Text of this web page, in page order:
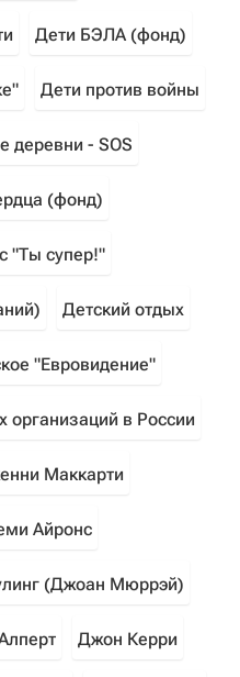
Дети БЭЛА (фонд)
Дети против войны
деревни - SOS
(фонд)
"Ты супер!"
Детский отдых
"Евровидение"
организаций в России
Маккарти
Айронс
(Джоан Мюррэй)
Джон Керри